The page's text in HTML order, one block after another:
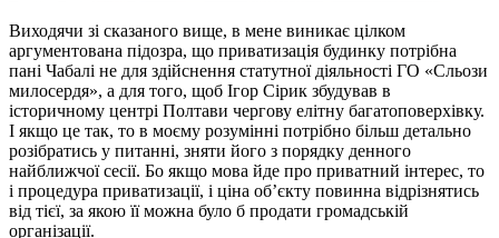
Виходячи зі сказаного вище, в мене виникає цілком
аргументована підозра, що приватизація будинку потрібна
пані Чабалі не для здійснення статутної діяльності ГО «Сльози
милосердя», а для того, щоб Ігор Сірик збудував в
історичному центрі Полтави чергову елітну багатоповерхівку.
І якщо це так, то в моєму розумінні потрібно більш детально
розібратись у питанні, зняти його з порядку денного
найближчої сесії. Бо якщо мова йде про приватний інтерес, то
і процедура приватизації, і ціна об’єкту повинна відрізнятись
від тієї, за якою її можна було б продати громадській
організації.